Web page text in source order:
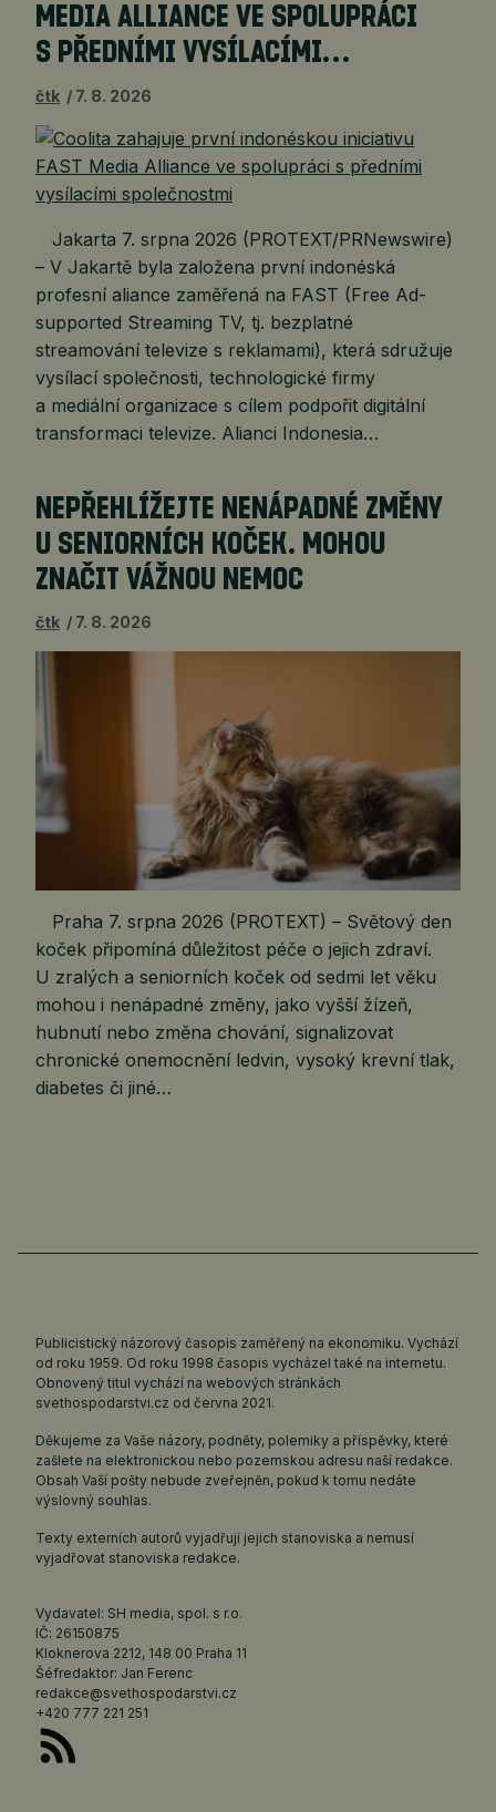
MEDIA ALLIANCE VE SPOLUPRÁCI
S PŘEDNÍMI VYSÍLACÍMI…
čtk 7. 8. 2026
Jakarta 7. srpna 2026 (PROTEXT/PRNewswire)
– V Jakartě byla založena první indonéská
profesní aliance zaměřená na FAST (Free Ad-
supported Streaming TV, tj. bezplatné
streamování televize s reklamami), která sdružuje
vysílací společnosti, technologické firmy
a mediální organizace s cílem podpořit digitální
transformaci televize. Alianci Indonesia…
NEPŘEHLÍŽEJTE NENÁPADNÉ ZMĚNY
U SENIORNÍCH KOČEK. MOHOU
ZNAČIT VÁŽNOU NEMOC
čtk 7. 8. 2026
Praha 7. srpna 2026 (PROTEXT) – Světový den
koček připomíná důležitost péče o jejich zdraví.
U zralých a seniorních koček od sedmi let věku
mohou i nenápadné změny, jako vyšší žízeň,
hubnutí nebo změna chování, signalizovat
chronické onemocnění ledvin, vysoký krevní tlak,
diabetes či jiné…
Publicistický názorový časopis zaměřený na ekonomiku. Vychází
od roku 1959. Od roku 1998 časopis vycházel také na internetu.
Obnovený titul vychází na webových stránkách
svethospodarstvi.cz od června 2021.
Děkujeme za Vaše názory, podněty, polemiky a příspěvky, které
zašlete na elektronickou nebo pozemskou adresu naší redakce.
Obsah Vaší pošty nebude zveřejněn, pokud k tomu nedáte
výslovný souhlas.
Texty externích autorů vyjadřují jejich stanoviska a nemusí
vyjadřovat stanoviska redakce.
Vydavatel: SH media, spol. s r.o.
IČ: 26150875
Kloknerova 2212, 148 00 Praha 11
Šéfredaktor: Jan Ferenc
redakce@svethospodarstvi.cz
+420 777 221 251